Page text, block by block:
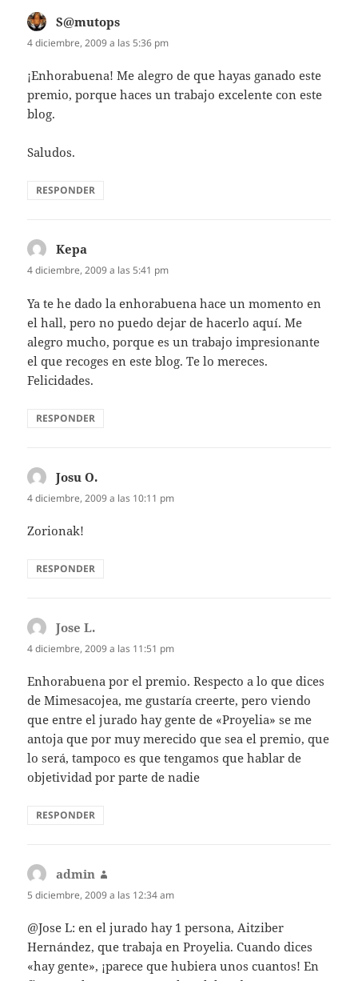
S@mutops
4 diciembre, 2009 a las 5:36 pm
¡Enhorabuena! Me alegro de que hayas ganado este
premio, porque haces un trabajo excelente con este
blog.
Saludos.
RESPONDER
Kepa
4 diciembre, 2009 a las 5:41 pm
Ya te he dado la enhorabuena hace un momento en
el hall, pero no puedo dejar de hacerlo aquí. Me
alegro mucho, porque es un trabajo impresionante
el que recoges en este blog. Te lo mereces.
Felicidades.
RESPONDER
Josu O.
4 diciembre, 2009 a las 10:11 pm
Zorionak!
RESPONDER
Jose L.
4 diciembre, 2009 a las 11:51 pm
Enhorabuena por el premio. Respecto a lo que dices
de Mimesacojea, me gustaría creerte, pero viendo
que entre el jurado hay gente de «Proyelia» se me
antoja que por muy merecido que sea el premio, que
lo será, tampoco es que tengamos que hablar de
objetividad por parte de nadie
RESPONDER
admin
5 diciembre, 2009 a las 12:34 am
@Jose L: en el jurado hay 1 persona, Aitziber
Hernández, que trabaja en Proyelia. Cuando dices
«hay gente», ¡parece que hubiera unos cuantos! En